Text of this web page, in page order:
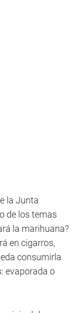
la Junta
de los temas
la marihuana?
en cigarros,
consumirla
evaporada o